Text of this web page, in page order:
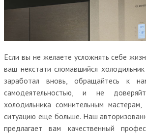
Если вы не желаете усложнять себе
ваш некстати сломавшийся
заработал вновь, обращайтесь к
самодеятельностью, и не
холодильника сомнительным
ситуацию еще больше. Наш
предлагает вам качественный